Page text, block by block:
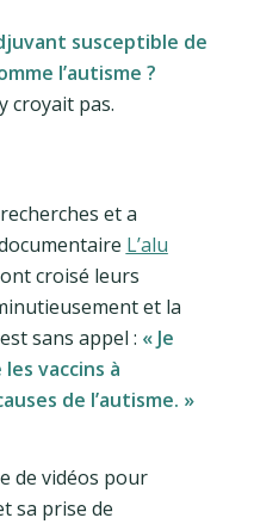
susceptible de
l’autisme ?
croyait pas.
et a
L’alu
croisé leurs
et la
sans appel : « Je
vaccins à
de l’autisme. »
de vidéos pour
sa prise de